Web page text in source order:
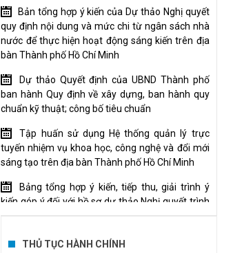
Bản tổng hợp ý kiến của Dự thảo Nghị quyết
quy định nội dung và mức chi từ ngân sách nhà
nước để thực hiện hoạt động sáng kiến trên địa
bàn Thành phố Hồ Chí Minh
Dự thảo Quyết định của UBND Thành phố
ban hành Quy định về xây dựng, ban hành quy
chuẩn kỹ thuật; công bố tiêu chuẩn
Tập huấn sử dụng Hệ thống quản lý trực
tuyến nhiệm vụ khoa học, công nghệ và đổi mới
sáng tạo trên địa bàn Thành phố Hồ Chí Minh
Bảng tổng hợp ý kiến, tiếp thu, giải trình ý
kiến góp ý đối với hồ sơ dự thảo Nghị quyết trình
Hội đồng nhân dân hành phố
Mời tham gia thực hiện gói thầu “Tổ chức
THỦ TỤC HÀNH CHÍNH